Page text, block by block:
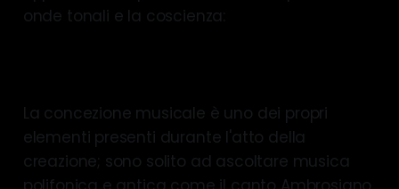
onde tonali e la coscienza:
La concezione musicale è uno dei propri
elementi presenti durante l'atto della
creazione; sono solito ad ascoltare musica